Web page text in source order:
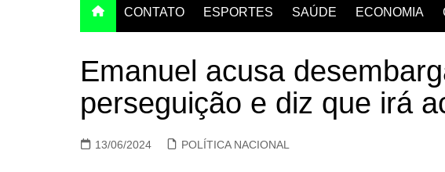
CONTATO ESPORTES SAÚDE ECONOMIA
Emanuel acusa
perseguição e diz que irá
13/06/2024 POLÍTICA NACIONAL